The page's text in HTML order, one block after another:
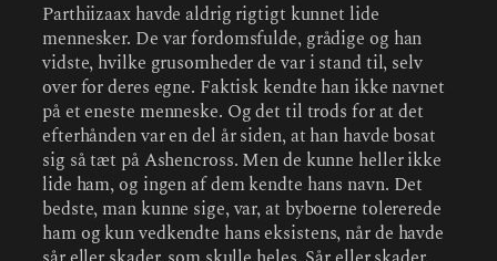
Parthiizaax havde aldrig rigtigt kunnet lide
mennesker. De var fordomsfulde, grådige og han
vidste, hvilke grusomheder de var i stand til, selv
over for deres egne. Faktisk kendte han ikke navnet
på et eneste menneske. Og det til trods for at det
efterhånden var en del år siden, at han havde bosat
sig så tæt på Ashencross. Men de kunne heller ikke
lide ham, og ingen af dem kendte hans navn. Det
bedste, man kunne sige, var, at byboerne tolererede
ham og kun vedkendte hans eksistens, når de havde